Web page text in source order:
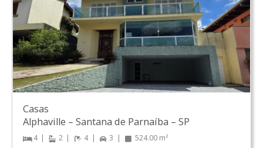
Casas
Alphaville – Santana de Parnaíba – SP
4 2 4 3 524.00 m²